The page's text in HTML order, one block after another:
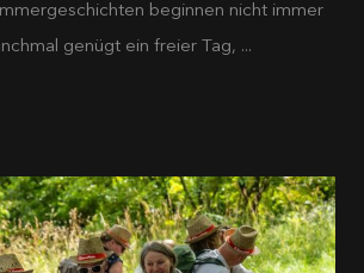
beginnen nicht immer
genügt ein freier Tag, ...